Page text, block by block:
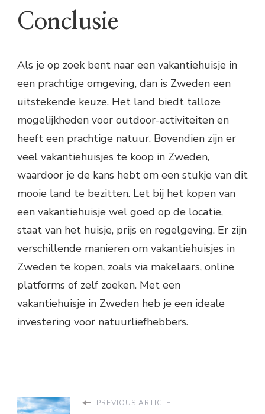
Conclusie
Als je op zoek bent naar een vakantiehuisje in
een prachtige omgeving, dan is Zweden een
uitstekende keuze. Het land biedt talloze
mogelijkheden voor outdoor-activiteiten en
heeft een prachtige natuur. Bovendien zijn er
veel vakantiehuisjes te koop in Zweden,
waardoor je de kans hebt om een stukje van dit
mooie land te bezitten. Let bij het kopen van
een vakantiehuisje wel goed op de locatie,
staat van het huisje, prijs en regelgeving. Er zijn
verschillende manieren om vakantiehuisjes in
Zweden te kopen, zoals via makelaars, online
platforms of zelf zoeken. Met een
vakantiehuisje in Zweden heb je een ideale
investering voor natuurliefhebbers.
PREVIOUS ARTICLE